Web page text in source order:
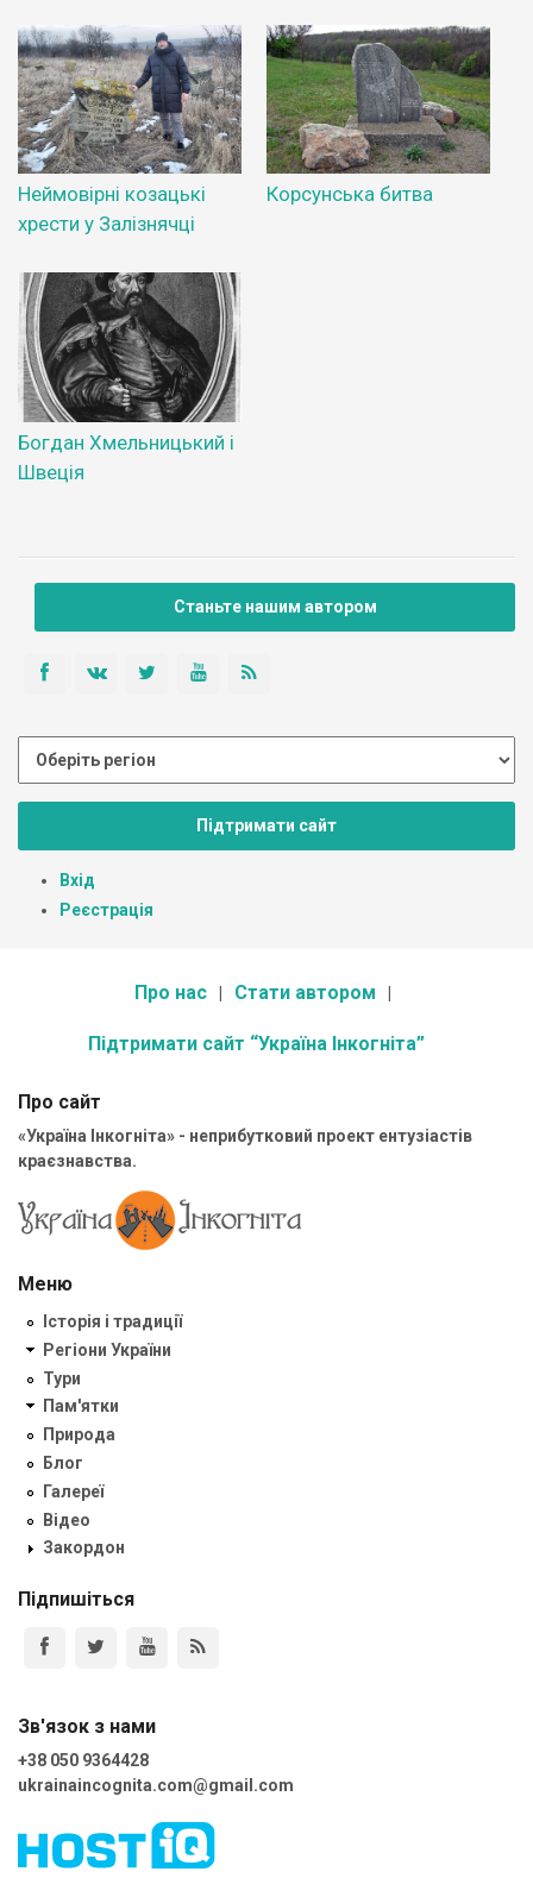
Неймовірні козацькі
хрести у Залізнячці
Корсунська битва
Богдан Хмельницький і
Швеція
Станьте нашим автором
Підтримати сайт
Вхід
Реєстрація
Про нас Стати автором
Підтримати сайт “Україна Інкогніта”
Про сайт
«Україна Інкогніта» - неприбутковий проект ентузіастів
краєзнавства.
Меню
Історія і традиції
Регіони України
Тури
Пам'ятки
Природа
Блог
Галереї
Відео
Закордон
Підпишіться
Зв'язок з нами
+38 050 9364428
ukrainaincognita.com@gmail.com